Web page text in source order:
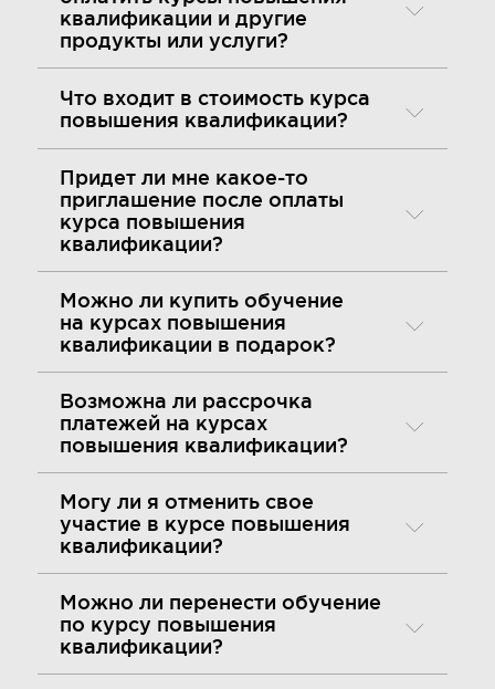
квалификации и другие
продукты или услуги?
Что входит в стоимость курса
повышения квалификации?
Придет ли мне какое-то
приглашение после оплаты
курса повышения
квалификации?
Можно ли купить обучение
на курсах повышения
квалификации в подарок?
Возможна ли рассрочка
платежей на курсах
повышения квалификации?
Могу ли я отменить свое
участие в курсе повышения
квалификации?
Можно ли перенести обучение
по курсу повышения
квалификации?